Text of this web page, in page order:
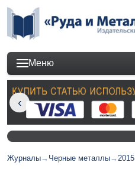
Меню
Журналы→ Черные металлы→2015